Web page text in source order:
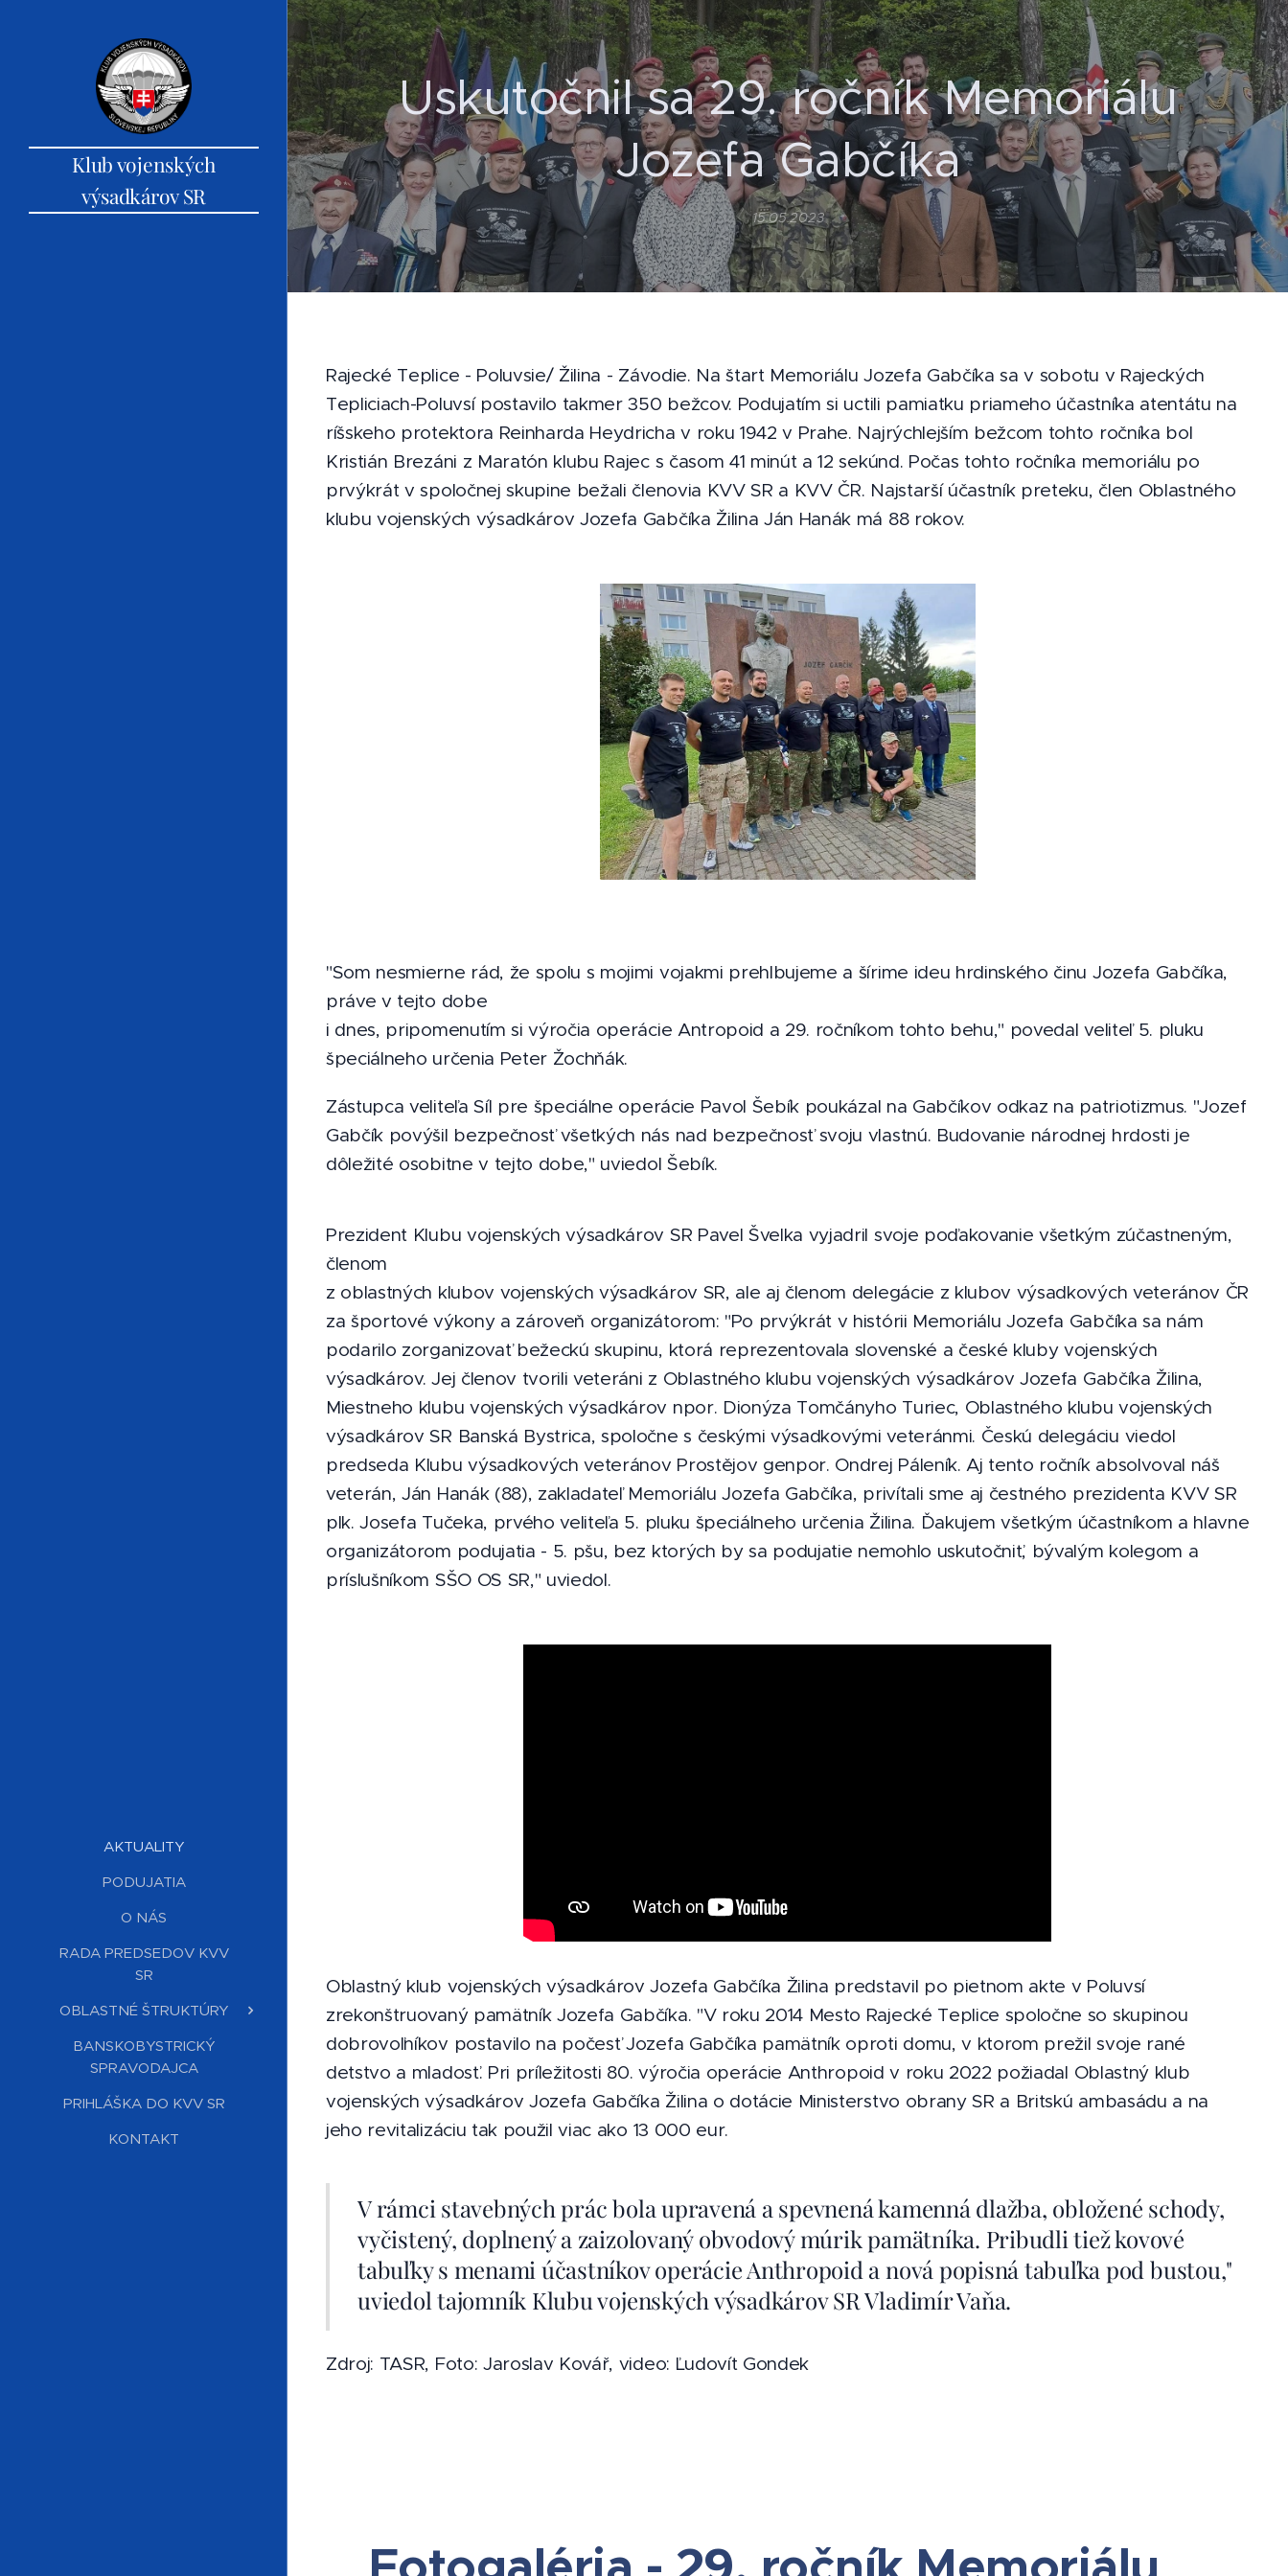
Klub vojenských
výsadkárov SR
AKTUALITY
PODUJATIA
O NÁS
RADA PREDSEDOV KVV
SR
OBLASTNÉ ŠTRUKTÚRY
BANSKOBYSTRICKÝ
SPRAVODAJCA
PRIHLÁŠKA DO KVV SR
KONTAKT
Uskutočnil sa 29. ročník Memoriálu
Jozefa Gabčíka
15.05.2023
Rajecké Teplice - Poluvsie/ Žilina - Závodie. Na štart Memoriálu Jozefa Gabčíka sa v sobotu v Rajeckých
Tepliciach-Poluvsí postavilo takmer 350 bežcov. Podujatím si uctili pamiatku priameho účastníka atentátu na
ríšskeho protektora Reinharda Heydricha v roku 1942 v Prahe. Najrýchlejším bežcom tohto ročníka bol
Kristián Brezáni z Maratón klubu Rajec s časom 41 minút a 12 sekúnd. Počas tohto ročníka memoriálu po
prvýkrát v spoločnej skupine bežali členovia KVV SR a KVV ČR. Najstarší účastník preteku, člen Oblastného
klubu vojenských výsadkárov Jozefa Gabčíka Žilina Ján Hanák má 88 rokov.
"Som nesmierne rád, že spolu s mojimi vojakmi prehlbujeme a šírime ideu hrdinského činu Jozefa Gabčíka,
práve v tejto dobe
i dnes, pripomenutím si výročia operácie Antropoid a 29. ročníkom tohto behu," povedal veliteľ 5. pluku
špeciálneho určenia Peter Žochňák.
Zástupca veliteľa Síl pre špeciálne operácie Pavol Šebík poukázal na Gabčíkov odkaz na patriotizmus. "Jozef
Gabčík povýšil bezpečnosť všetkých nás nad bezpečnosť svoju vlastnú. Budovanie národnej hrdosti je
dôležité osobitne v tejto dobe," uviedol Šebík.
Prezident Klubu vojenských výsadkárov SR Pavel Švelka vyjadril svoje poďakovanie všetkým zúčastneným,
členom
z oblastných klubov vojenských výsadkárov SR, ale aj členom delegácie z klubov výsadkových veteránov ČR
za športové výkony a zároveň organizátorom: "Po prvýkrát v histórii Memoriálu Jozefa Gabčíka sa nám
podarilo zorganizovať bežeckú skupinu, ktorá reprezentovala slovenské a české kluby vojenských
výsadkárov. Jej členov tvorili veteráni z Oblastného klubu vojenských výsadkárov Jozefa Gabčíka Žilina,
Miestneho klubu vojenských výsadkárov npor. Dionýza Tomčányho Turiec, Oblastného klubu vojenských
výsadkárov SR Banská Bystrica, spoločne s českými výsadkovými veteránmi. Českú delegáciu viedol
predseda Klubu výsadkových veteránov Prostějov genpor. Ondrej Páleník. Aj tento ročník absolvoval náš
veterán, Ján Hanák (88), zakladateľ Memoriálu Jozefa Gabčíka, privítali sme aj čestného prezidenta KVV SR
plk. Josefa Tučeka, prvého veliteľa 5. pluku špeciálneho určenia Žilina. Ďakujem všetkým účastníkom a hlavne
organizátorom podujatia - 5. pšu, bez ktorých by sa podujatie nemohlo uskutočniť, bývalým kolegom a
príslušníkom SŠO OS SR," uviedol.
Oblastný klub vojenských výsadkárov Jozefa Gabčíka Žilina predstavil po pietnom akte v Poluvsí
zrekonštruovaný pamätník Jozefa Gabčíka. "V roku 2014 Mesto Rajecké Teplice spoločne so skupinou
dobrovoľníkov postavilo na počesť Jozefa Gabčíka pamätník oproti domu, v ktorom prežil svoje rané
detstvo a mladosť. Pri príležitosti 80. výročia operácie Anthropoid v roku 2022 požiadal Oblastný klub
vojenských výsadkárov Jozefa Gabčíka Žilina o dotácie Ministerstvo obrany SR a Britskú ambasádu a na
jeho revitalizáciu tak použil viac ako 13 000 eur.
V rámci stavebných prác bola upravená a spevnená kamenná dlažba, obložené schody,
vyčistený, doplnený a zaizolovaný obvodový múrik pamätníka. Pribudli tiež kovové
tabuľky s menami účastníkov operácie Anthropoid a nová popisná tabuľka pod bustou,"
uviedol tajomník Klubu vojenských výsadkárov SR Vladimír Vaňa.
Zdroj: TASR, Foto: Jaroslav Kovář, video: Ľudovít Gondek